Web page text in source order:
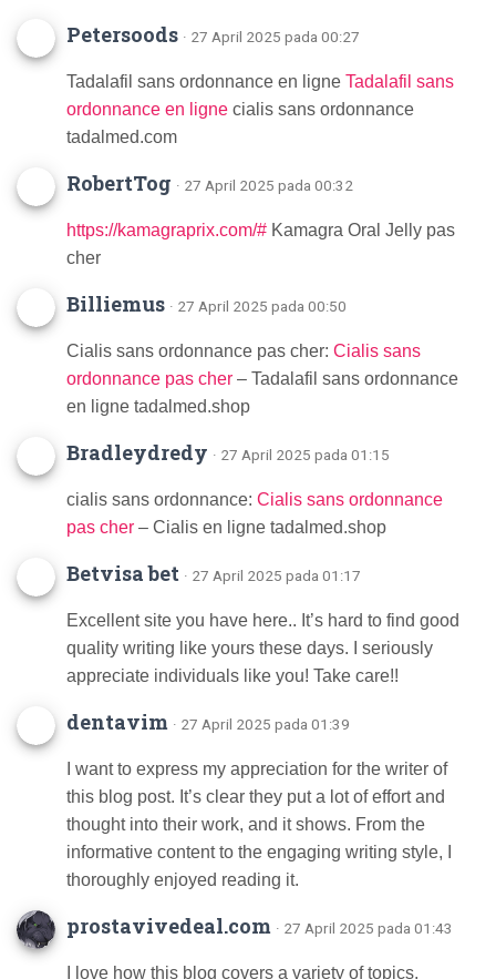
Petersoods · 27 April 2025 pada 00:27
Tadalafil sans ordonnance en ligne Tadalafil sans
ordonnance en ligne cialis sans ordonnance
tadalmed.com
RobertTog · 27 April 2025 pada 00:32
https://kamagraprix.com/# Kamagra Oral Jelly pas
cher
Billiemus · 27 April 2025 pada 00:50
Cialis sans ordonnance pas cher: Cialis sans
ordonnance pas cher – Tadalafil sans ordonnance
en ligne tadalmed.shop
Bradleydredy · 27 April 2025 pada 01:15
cialis sans ordonnance: Cialis sans ordonnance
pas cher – Cialis en ligne tadalmed.shop
Betvisa bet · 27 April 2025 pada 01:17
Excellent site you have here.. It’s hard to find good
quality writing like yours these days. I seriously
appreciate individuals like you! Take care!!
dentavim · 27 April 2025 pada 01:39
I want to express my appreciation for the writer of
this blog post. It’s clear they put a lot of effort and
thought into their work, and it shows. From the
informative content to the engaging writing style, I
thoroughly enjoyed reading it.
prostavivedeal.com · 27 April 2025 pada 01:43
I love how this blog covers a variety of topics,